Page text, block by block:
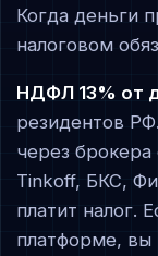
Когда деньги
налоговом
НДФЛ 13% от
резидентов
через
Tinkoff, БКС,
платит налог.
платформе, вы